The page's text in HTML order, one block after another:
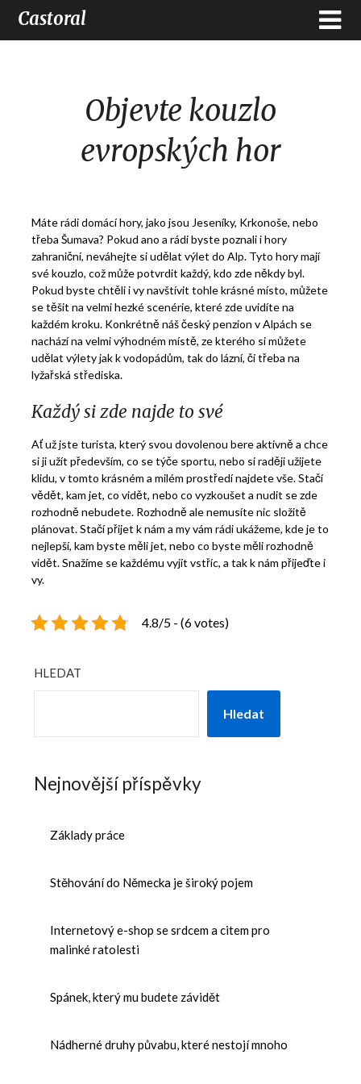
Castoral
Objevte kouzlo
evropských hor
Máte rádi domácí hory, jako jsou Jeseníky, Krkonoše, nebo
třeba Šumava? Pokud ano a rádi byste poznali i hory
zahraniční, neváhejte si udělat výlet do Alp. Tyto hory mají
své kouzlo, což může potvrdit každý, kdo zde někdy byl.
Pokud byste chtěli i vy navštívit tohle krásné místo, můžete
se těšit na velmi hezké scenérie, které zde uvidíte na
každém kroku. Konkrétně náščeský penzion v Alpách se
nachází na velmi výhodném místě, ze kterého si můžete
udělat výlety jak k vodopádům, tak do lázní, či třeba na
lyžařská střediska.
Každý si zde najde to své
Ať už jste turista, který svou dovolenou bere aktivně a chce
si ji užít především, co se týče sportu, nebo si raději užijete
klidu, v tomto krásném a milém prostředí najdete vše. Stačí
vědět, kam jet, co vidět, nebo co vyzkoušet a nudit se zde
rozhodně nebudete. Rozhodně ale nemusíte nic složitě
plánovat. Stačí přijet k nám a my vám rádi ukážeme, kde je to
nejlepší, kam byste měli jet, nebo co byste měli rozhodně
vidět. Snažíme se každému vyjít vstříc, a tak k nám přijeďte i
vy.
4.8/5 - (6 votes)
HLEDAT
Hledat
Nejnovější příspěvky
Základy práce
Stěhování do Německa je široký pojem
Internetový e-shop se srdcem a citem pro
malinké ratolesti
Spánek, který mu budete závidět
Nádherné druhy půvabu, které nestojí mnoho